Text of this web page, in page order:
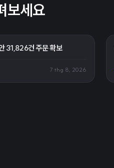
보세요
31,826건 주문 확보
7 thg 8, 2026